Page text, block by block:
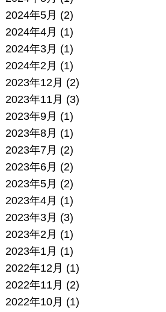
2024年5月 (2)
2024年4月 (1)
2024年3月 (1)
2024年2月 (1)
2023年12月 (2)
2023年11月 (3)
2023年9月 (1)
2023年8月 (1)
2023年7月 (2)
2023年6月 (2)
2023年5月 (2)
2023年4月 (1)
2023年3月 (3)
2023年2月 (1)
2023年1月 (1)
2022年12月 (1)
2022年11月 (2)
2022年10月 (1)